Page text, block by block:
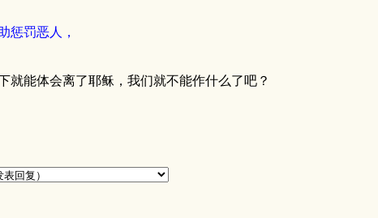
惩罚恶人，
就能体会离了耶稣，我们就不能作什么了吧？